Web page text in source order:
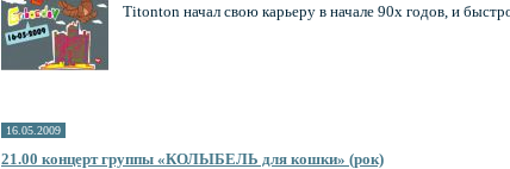
Titonton начал свою карьеру в начале 90х годов, и
16.05.2009
21.00 концерт группы «КОЛЫБЕЛЬ для кошки» (рок)